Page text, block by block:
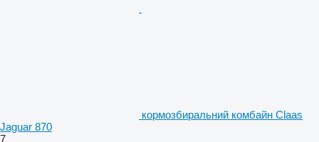
кормозбиральний комбайн Claas
Jaguar 870
7